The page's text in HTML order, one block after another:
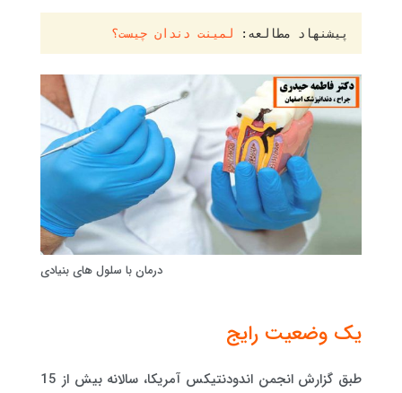
پیشنهاد مطالعه: لمینت دندان چیست؟
درمان با سلول های بنیادی
یک وضعیت رایج
طبق گزارش انجمن اندودنتیکس آمریکا، سالانه بیش از 15